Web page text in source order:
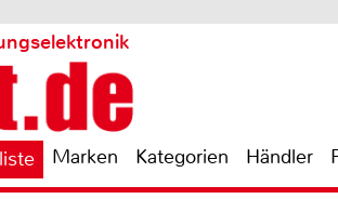
Marken Kategorien Händler